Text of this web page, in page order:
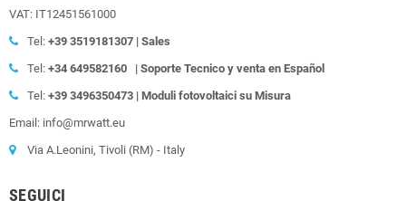
VAT: IT12451561000
Tel: +39 3519181307 | Sales
Tel: +34 649582160 | Soporte Tecnico y venta en Español
Tel: +39 3496350473 | Moduli fotovoltaici su Misura
Email: info@mrwatt.eu
Via A.Leonini, Tivoli (RM) - Italy
SEGUICI